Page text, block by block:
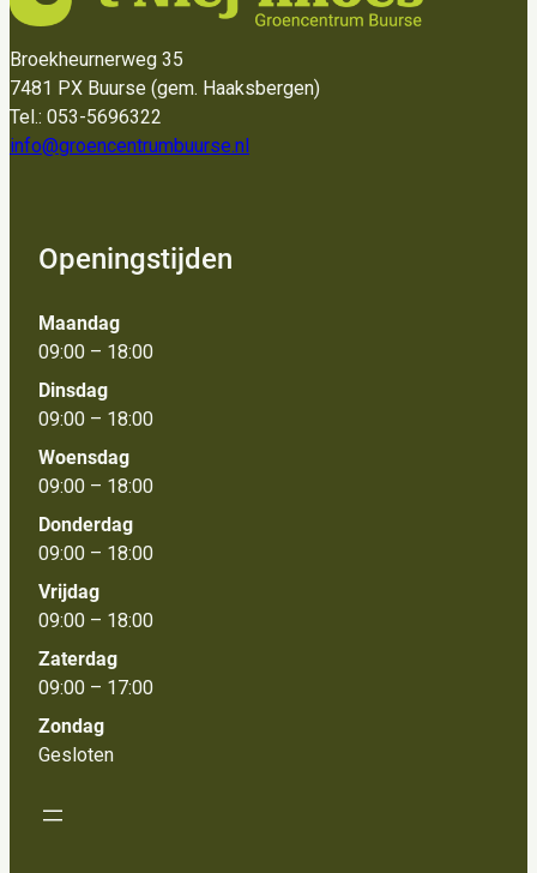
Broekheurnerweg 35
7481 PX Buurse (gem. Haaksbergen)
Tel.: 053-5696322
info@groencentrumbuurse.nl
Openingstijden
Maandag
09:00 – 18:00
Dinsdag
09:00 – 18:00
Woensdag
09:00 – 18:00
Donderdag
09:00 – 18:00
Vrijdag
09:00 – 18:00
Zaterdag
09:00 – 17:00
Zondag
Gesloten